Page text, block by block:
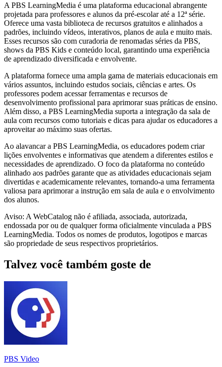
A PBS LearningMedia é uma plataforma educacional abrangente
projetada para professores e alunos da pré-escolar até a 12ª série.
Oferece uma vasta biblioteca de recursos gratuitos e alinhados a
padrões, incluindo vídeos, interativos, planos de aula e muito mais.
Esses recursos são com curadoria de renomadas séries da PBS,
shows da PBS Kids e conteúdo local, garantindo uma experiência
de aprendizado diversificada e envolvente.
A plataforma fornece uma ampla gama de materiais educacionais em
vários assuntos, incluindo estudos sociais, ciências e artes. Os
professores podem acessar ferramentas e recursos de
desenvolvimento profissional para aprimorar suas práticas de ensino.
Além disso, a PBS LearningMedia suporta a integração da sala de
aula com recursos como tutoriais e dicas para ajudar os educadores a
aproveitar ao máximo suas ofertas.
Ao alavancar a PBS LearningMedia, os educadores podem criar
lições envolventes e informativas que atendem a diferentes estilos e
necessidades de aprendizado. O foco da plataforma no conteúdo
alinhado aos padrões garante que as atividades educacionais sejam
divertidas e academicamente relevantes, tornando-a uma ferramenta
valiosa para aprimorar a instrução em sala de aula e o envolvimento
dos alunos.
Aviso: A WebCatalog não é afiliada, associada, autorizada,
endossada por ou de qualquer forma oficialmente vinculada a PBS
LearningMedia. Todos os nomes de produtos, logotipos e marcas
são propriedade de seus respectivos proprietários.
Talvez você também goste de
PBS Video